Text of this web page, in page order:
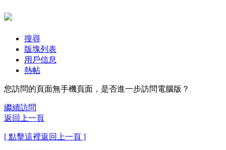
搜尋
版塊列表
用戶信息
熱帖
您訪問的頁面無手機頁面，是否進一步訪問電腦版？
繼續訪問
返回上一頁
[ 點擊這裡返回上一頁 ]